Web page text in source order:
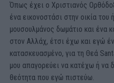
Όπως έχει ο Χριστιανός
ένα εικονοστάσι στην οικία του
μουσουλμάνος δωμάτιο και ένα
στον Αλλάχ, έτσι έχω και εγώ
κατασκευασμένο, για τη Θεά
μου απαγορεύει να κατέχω ή να
θεότητα που εγώ πιστεύω.